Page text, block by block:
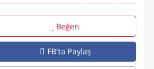
Beğen
FB'ta Paylaş